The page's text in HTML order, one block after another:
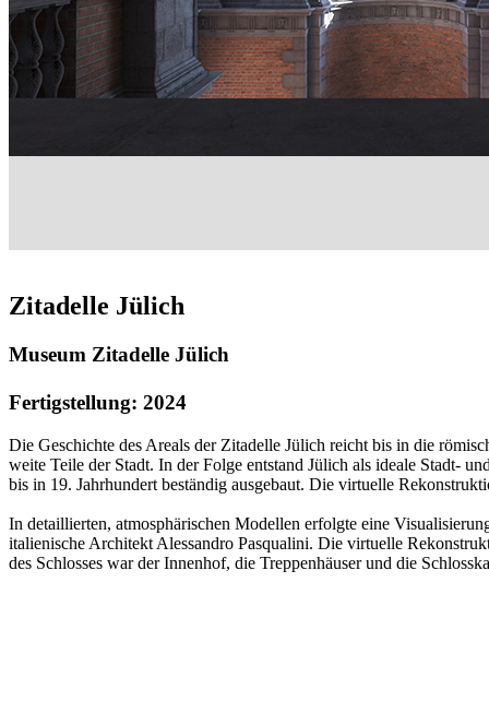
Zitadelle Jülich
Museum Zitadelle Jülich
Fertigstellung: 2024
Die Geschichte des Areals der Zitadelle Jülich reicht bis in die
weite Teile der Stadt. In der Folge entstand Jülich als ideale Stadt-
bis in 19. Jahrhundert beständig ausgebaut. Die virtuelle
In detaillierten, atmosphärischen Modellen erfolgte eine
italienische Architekt Alessandro Pasqualini. Die virtuelle
des Schlosses war der Innenhof, die Treppenhäuser und die